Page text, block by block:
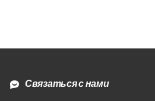
Связаться с нами